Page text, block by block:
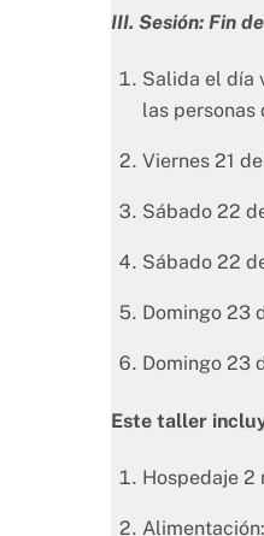
III. Sesión: Fin
Salida el día
las personas
Viernes 21
Sábado 22
Sábado 22
Domingo 23
Domingo 23
Este taller
Hospedaje 2